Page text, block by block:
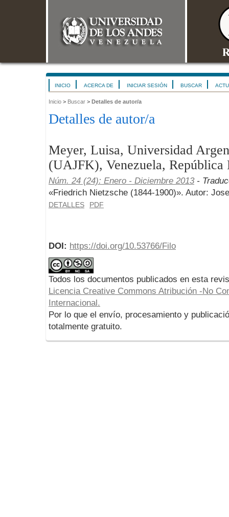
INICIO ACERCA DE INICIAR SESIÓN BUSCAR
Inicio > Buscar > Detalles de autor/a
Detalles de autor/a
Meyer, Luisa, Universidad
(UAJFK), Venezuela, República
Núm. 24 (24): Enero - Diciembre 2013-
«Friedrich Nietzsche (1844-1900)». Autor:
DETALLES PDF
DOI: https://doi.org/10.53766/Filo
Todos los documentos publicados en esta
Licencia Creative Commons Atribución -No
Internacional.
Por lo que el envío, procesamiento y
totalmente gratuito.